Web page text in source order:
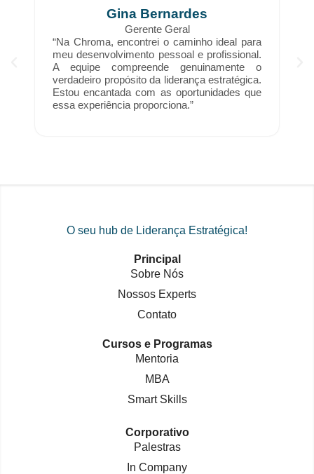
Gina Bernardes
Gerente Geral
“Na Chroma, encontrei o caminho ideal para
meu desenvolvimento pessoal e profissional.
A equipe compreende genuinamente o
verdadeiro propósito da liderança estratégica.
Estou encantada com as oportunidades que
essa experiência proporciona.”
O seu hub de Liderança Estratégica!
Principal
Sobre Nós
Nossos Experts
Contato
Cursos e Programas
Mentoria
MBA
Smart Skills
Corporativo
Palestras
In Company